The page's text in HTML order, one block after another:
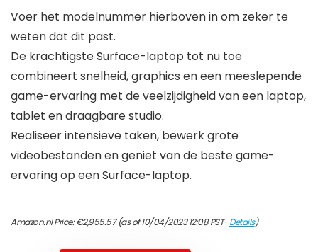
Voer het modelnummer hierboven in om zeker te
weten dat dit past.
De krachtigste Surface-laptop tot nu toe
combineert snelheid, graphics en een meeslepende
game-ervaring met de veelzijdigheid van een laptop,
tablet en draagbare studio.
Realiseer intensieve taken, bewerk grote
videobestanden en geniet van de beste game-
ervaring op een Surface-laptop.
Amazon.nl Price:€2,955.57(as of 10/04/2023 12:08 PST-Details)